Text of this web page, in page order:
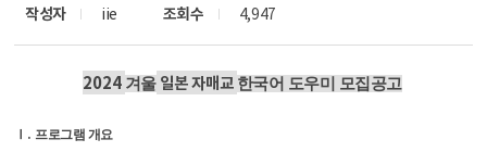
작성자
iie 조회수 4,947
2024 겨울일본 자매교 한국어 도우미 모집공고
Ⅰ . 프로그램 개요